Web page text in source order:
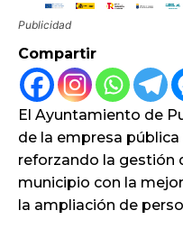
Publicidad
Compartir
El Ayuntamiento de
de la empresa pública
reforzando la gestión
municipio con la
la ampliación de